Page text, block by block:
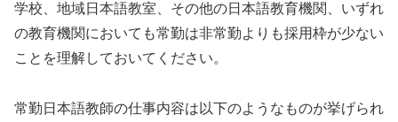
学校、地域日本語教室、その他の日本語教育機関、いずれ
の教育機関においても常勤は非常勤よりも採用枠が少ない
ことを理解しておいてください。
常勤日本語教師の仕事内容は以下のようなものが挙げられ